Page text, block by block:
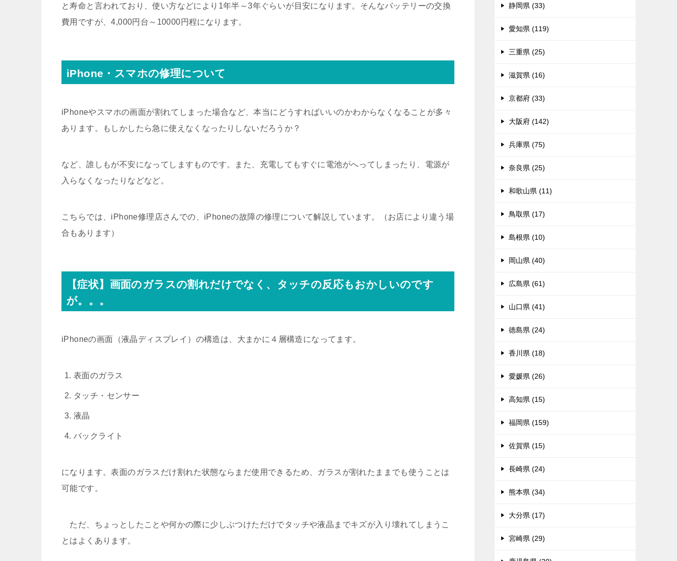
と寿命と言われており、使い方などにより1年半～3年ぐらいが目安になります。そんなバッテリーの交換
費用ですが、4,000円台～10000円程になります。
iPhone・スマホの修理について
iPhoneやスマホの画面が割れてしまった場合など、本当にどうすればいいのかわからなくなることが多々
あります。もしかしたら急に使えなくなったりしないだろうか？
など、誰しもが不安になってしますものです。また、充電してもすぐに電池がへってしまったり、電源が
入らなくなったりなどなど。
こちらでは、iPhone修理店さんでの、iPhoneの故障の修理について解説しています。（お店により違う場
合もあります）
【症状】画面のガラスの割れだけでなく、タッチの反応もおかしいのです
が。。。
iPhoneの画面（液晶ディスプレイ）の構造は、大まかに４層構造になってます。
表面のガラス
タッチ・センサー
液晶
バックライト
になります。表面のガラスだけ割れた状態ならまだ使用できるため、ガラスが割れたままでも使うことは
可能です。
ただ、ちょっとしたことや何かの際に少しぶつけただけでタッチや液晶までキズが入り壊れてしまうこ
とはよくあります。
静岡県 (33)
愛知県 (119)
三重県 (25)
滋賀県 (16)
京都府 (33)
大阪府 (142)
兵庫県 (75)
奈良県 (25)
和歌山県 (11)
鳥取県 (17)
島根県 (10)
岡山県 (40)
広島県 (61)
山口県 (41)
徳島県 (24)
香川県 (18)
愛媛県 (26)
高知県 (15)
福岡県 (159)
佐賀県 (15)
長崎県 (24)
熊本県 (34)
大分県 (17)
宮崎県 (29)